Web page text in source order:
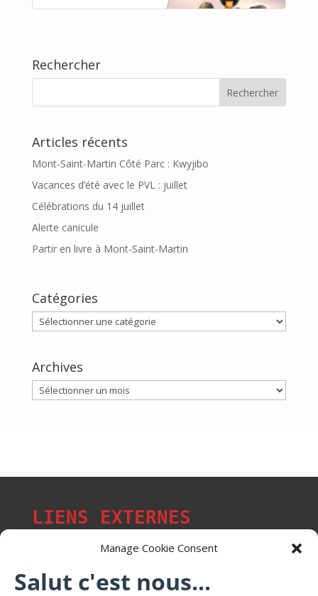
Manage Cookie Consent
Salut c'est nous...
Rechercher
Articles récents
Mont-Saint-Martin Côté Parc : Kwyjibo
Vacances d’été avec le PVL : juillet
Célébrations du 14 juillet
Alerte canicule
Partir en livre à Mont-Saint-Martin
Catégories
Catégories
Archives
Archives
LIENS EXTERNES